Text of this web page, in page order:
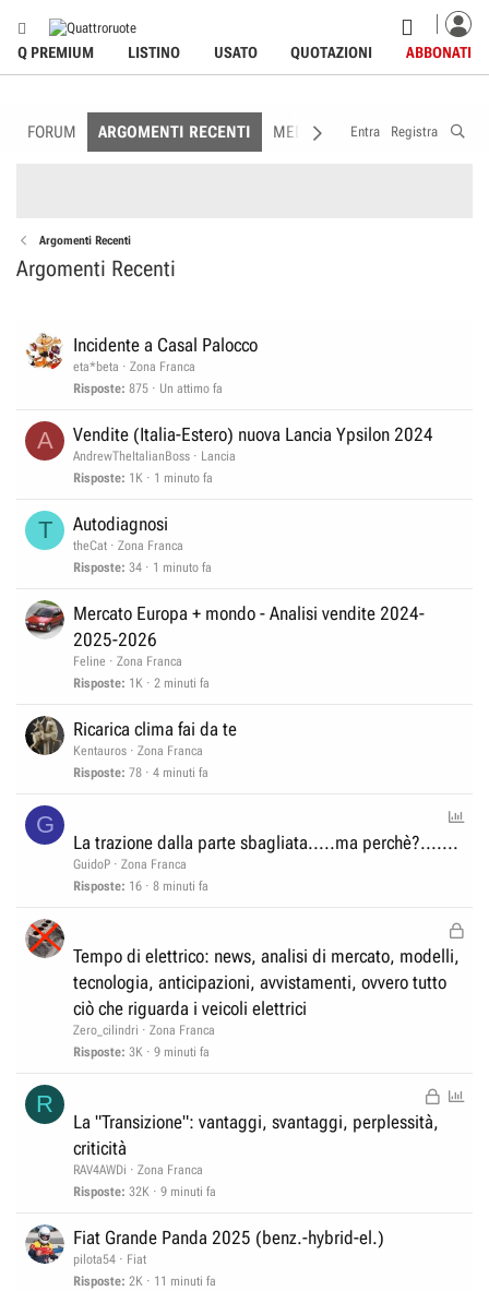
Q PREMIUM LISTINO USATO QUOTAZIONI ABBONATI
FORUM ARGOMENTI RECENTI MEDIA MEMBRI
Entra Registra
Argomenti Recenti
Argomenti Recenti
Incidente a Casal Palocco
eta*beta
Zona Franca
Risposte 875 Un attimo fa
A Vendite (Italia-Estero) nuova Lancia Ypsilon 2024
AndrewTheItalianBoss
Lancia
Risposte 1K 1 minuto fa
T Autodiagnosi
theCat
Zona Franca
Risposte 34 1 minuto fa
Mercato Europa + mondo - Analisi vendite 2024-
2025-2026
Feline
Zona Franca
Risposte 1K 2 minuti fa
Ricarica clima fai da te
Kentauros
Zona Franca
Risposte 78 4 minuti fa
G
S
g
La trazione dalla parte sbagliata.....ma perchè?.......
GuidoP
Zona Franca
Risposte 16 8 minuti fa
B
a
Tempo di elettrico: news, analisi di mercato, modelli,
tecnologia, anticipazioni, avvistamenti, ovvero tutto
ciò che riguarda i veicoli elettrici
Zero_cilindri
Zona Franca
Risposte 3K 9 minuti fa
R
B
S
La "Transizione": vantaggi, svantaggi, perplessità,
criticità
RAV4AWDi
Zona Franca
Risposte 32K 9 minuti fa
Fiat Grande Panda 2025 (benz.-hybrid-el.)
pilota54
Fiat
Risposte 2K 11 minuti fa